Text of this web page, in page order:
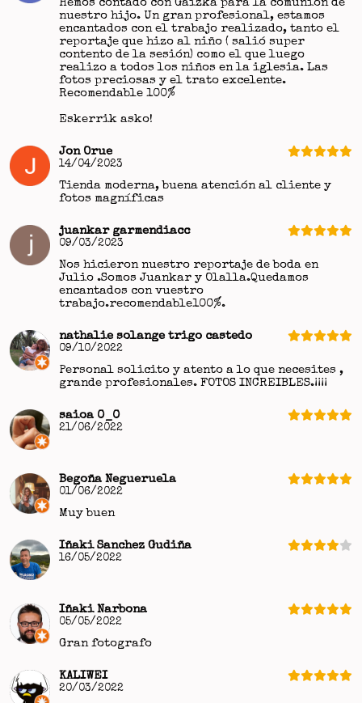
Hemos contado con Gaizka para la comunión de
nuestro hijo. Un gran profesional, estamos
encantados con el trabajo realizado, tanto el
reportaje que hizo al niño ( salió super
contento de la sesión) como el que luego
realizo a todos los niños en la iglesia. Las
fotos preciosas y el trato excelente.
Recomendable 100%
Eskerrik asko!
Jon Orue
14/04/2023
Tienda moderna, buena atención al cliente y
fotos magníficas
juankar garmendiacc
09/03/2023
Nos hicieron nuestro reportaje de boda en
Julio .Somos Juankar y Olalla.Quedamos
encantados con vuestro
trabajo.recomendable100%.
nathalie solange trigo castedo
09/10/2022
Personal solicito y atento a lo que necesites ,
grande profesionales. FOTOS INCREIBLES.¡¡¡¡
saioa 0_0
21/06/2022
Begoña Negueruela
01/06/2022
Muy buen
Iñaki Sanchez Gudiña
16/05/2022
Iñaki Narbona
05/05/2022
Gran fotografo
KALIWEI
20/03/2022